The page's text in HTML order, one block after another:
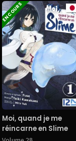
EN COURS
Moi, quand je me
réincarne en Slime